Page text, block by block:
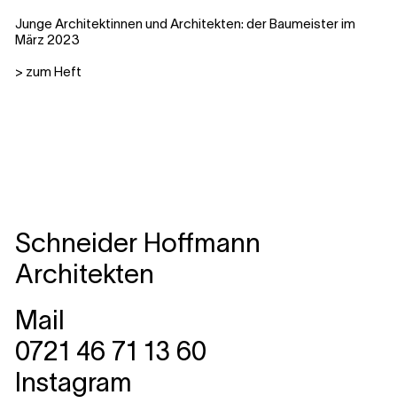
Junge Architektinnen und Architekten: der Baumeister im
März 2023
> zum Heft
Schneider Hoffmann
Architekten
Mail
0721 46 71 13 60
Instagram